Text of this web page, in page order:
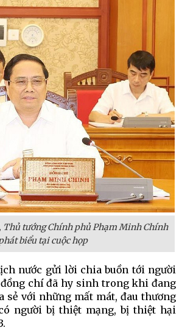
Thủ tướng Chính phủ Phạm Minh Chính
biểu tại cuộc họp
nước gửi lời chia buồn tới người
chí đã hy sinh trong khi đang
sẻ với những mất mát, đau thương
người bị thiệt mạng, bị thiệt hại